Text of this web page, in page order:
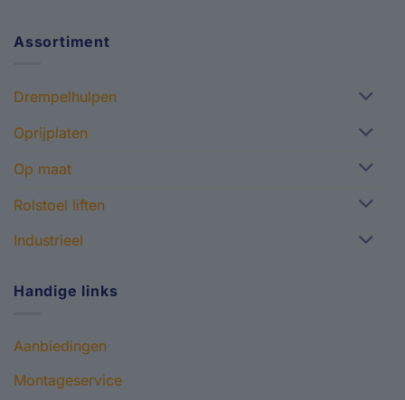
Assortiment
Drempelhulpen
Oprijplaten
Op maat
Rolstoel liften
Industrieel
Handige links
Aanbiedingen
Montageservice